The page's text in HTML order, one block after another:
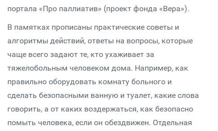
портала «Про паллиатив» (проект фонда «Вера»).
В памятках прописаны практические советы и
алгоритмы действий, ответы на вопросы, которые
чаще всего задают те, кто ухаживает за
тяжелобольным человеком дома. Например, как
правильно оборудовать комнату больного и
сделать безопасными ванную и туалет, какие слова
говорить, а от каких воздержаться, как безопасно
помыть человека, если он обездвижен. Отдельная